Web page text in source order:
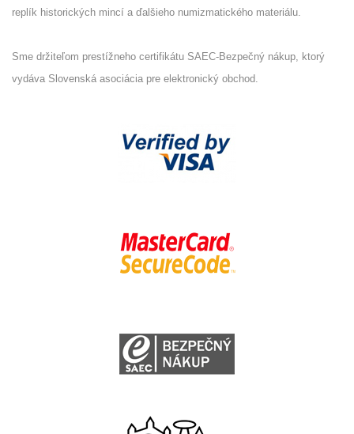
replík historických mincí a ďalšieho numizmatického materiálu.
Sme držiteľom prestížneho certifikátu SAEC-Bezpečný nákup, ktorý
vydáva Slovenská asociácia pre elektronický obchod.